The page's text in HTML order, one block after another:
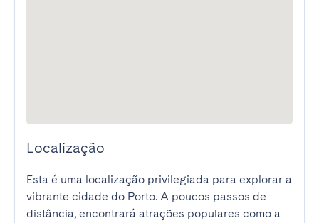
Localização
Esta é uma localização privilegiada para explorar a
vibrante cidade do Porto. A poucos passos de
distância, encontrará atrações populares como a